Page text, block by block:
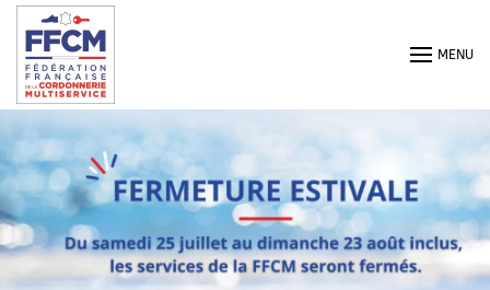
Passer au contenu principal MENU